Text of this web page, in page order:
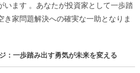
います 。あなたが投資家として一歩踏
き家問題解決への確実な一助となりま
：一歩踏み出す勇気が未来を変える